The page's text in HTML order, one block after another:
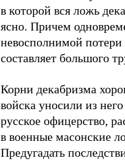
в которой вся ложь
ясно. Причем
невосполнимой потери
составляет большого
Корни декабризма
войска уносили из
русское офицерство,
в военные масонские
Предугадать